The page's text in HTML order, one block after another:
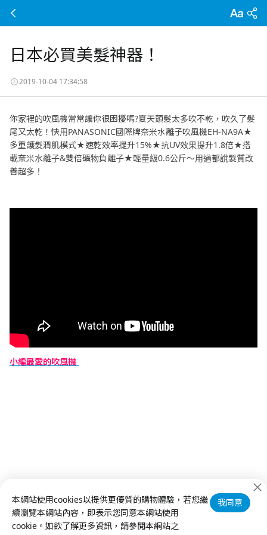
日本必買美髮神器！
2019-10-04 17:34:58
你家裡的吹風機常常讓你很困擾嗎?夏天頭髮太多吹不乾，吹久了髮
尾又太乾！快用PANASONIC國際牌奈米水離子吹風機EH-NA9A★
多重護髮潤肌模式★速乾效率提升15%★抗UV效果提升1.8倍★搭
載奈米水離子&雙倍礦物負離子★輕量級0.6公斤～用過都說髮質改
善超多！
小編最愛的吹風機
本網站使用cookies以提供更優質的購物體驗，若您繼
續瀏覽本網站內容，即表示您同意本網站使用
cookie。如欲了解更多資訊，請參閱本網站之
我同意